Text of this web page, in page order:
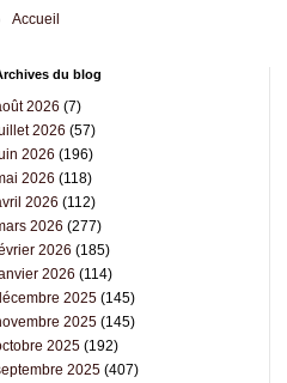
Accueil
du blog
2026 (7)
2026 (57)
2026 (196)
2026 (118)
2026 (112)
2026 (277)
2026 (185)
2026 (114)
2025(145)
2025(145)
2025(192)
2025(407)